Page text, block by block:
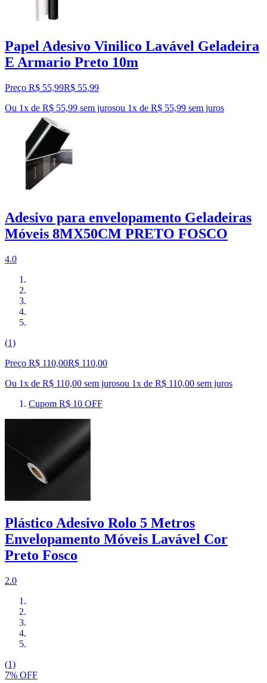
Papel Adesivo Vinilico Lavável Geladeira
E Armario Preto 10m
Preço R$ 55,99R$ 55,99
Ou 1x de R$ 55,99 sem jurosou 1x de R$ 55,99 sem juros
Adesivo para envelopamento Geladeiras
Móveis 8MX50CM PRETO FOSCO
4.0
(1)
Preço R$ 110,00R$ 110,00
Ou 1x de R$ 110,00 sem jurosou 1x de R$ 110,00 sem juros
Cupom R$ 10 OFF
Plástico Adesivo Rolo 5 Metros
Envelopamento Móveis Lavável Cor
Preto Fosco
2.0
(1)
7% OFF